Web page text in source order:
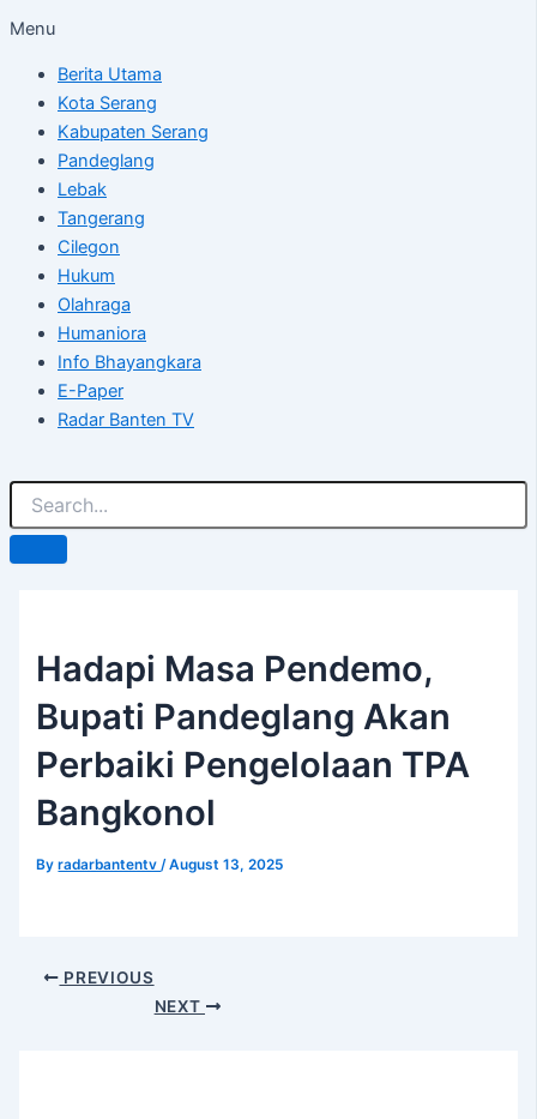
Menu
Berita Utama
Kota Serang
Kabupaten Serang
Pandeglang
Lebak
Tangerang
Cilegon
Hukum
Olahraga
Humaniora
Info Bhayangkara
E-Paper
Radar Banten TV
Hadapi Masa Pendemo,
Bupati Pandeglang Akan
Perbaiki Pengelolaan TPA
Bangkonol
Byradarbantentv/August 13, 2025
PREVIOUS
NEXT